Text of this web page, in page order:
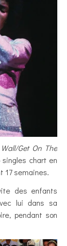
Get On The
chart en
17 semaines.
des enfants
lui dans sa
pendant son